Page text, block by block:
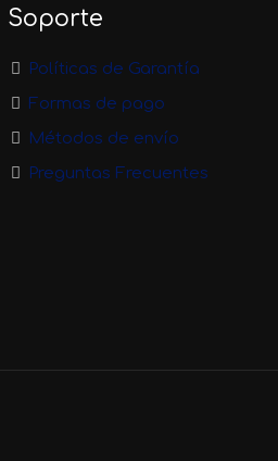
Soporte
Políticas de Garantía
Formas de pago
Métodos de envío
Preguntas Frecuentes